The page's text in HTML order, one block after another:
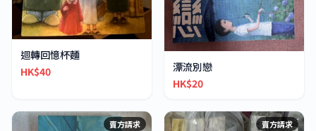
迴轉回憶杯麵
HK$40
漂流別戀
HK$20
賣方請求
賣方請求